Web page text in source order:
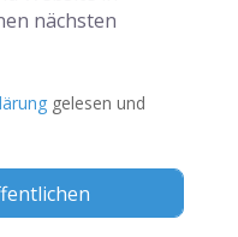
nächsten
gelesen und